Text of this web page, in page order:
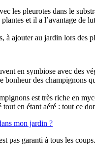
les pleurotes dans le
et il a l’avantage de
à ajouter au jardin lors des
en symbiose avec des
bonheur des champignons
est très riche en
en étant aéré : tout ce
mon jardin ?
pas garanti à tous les